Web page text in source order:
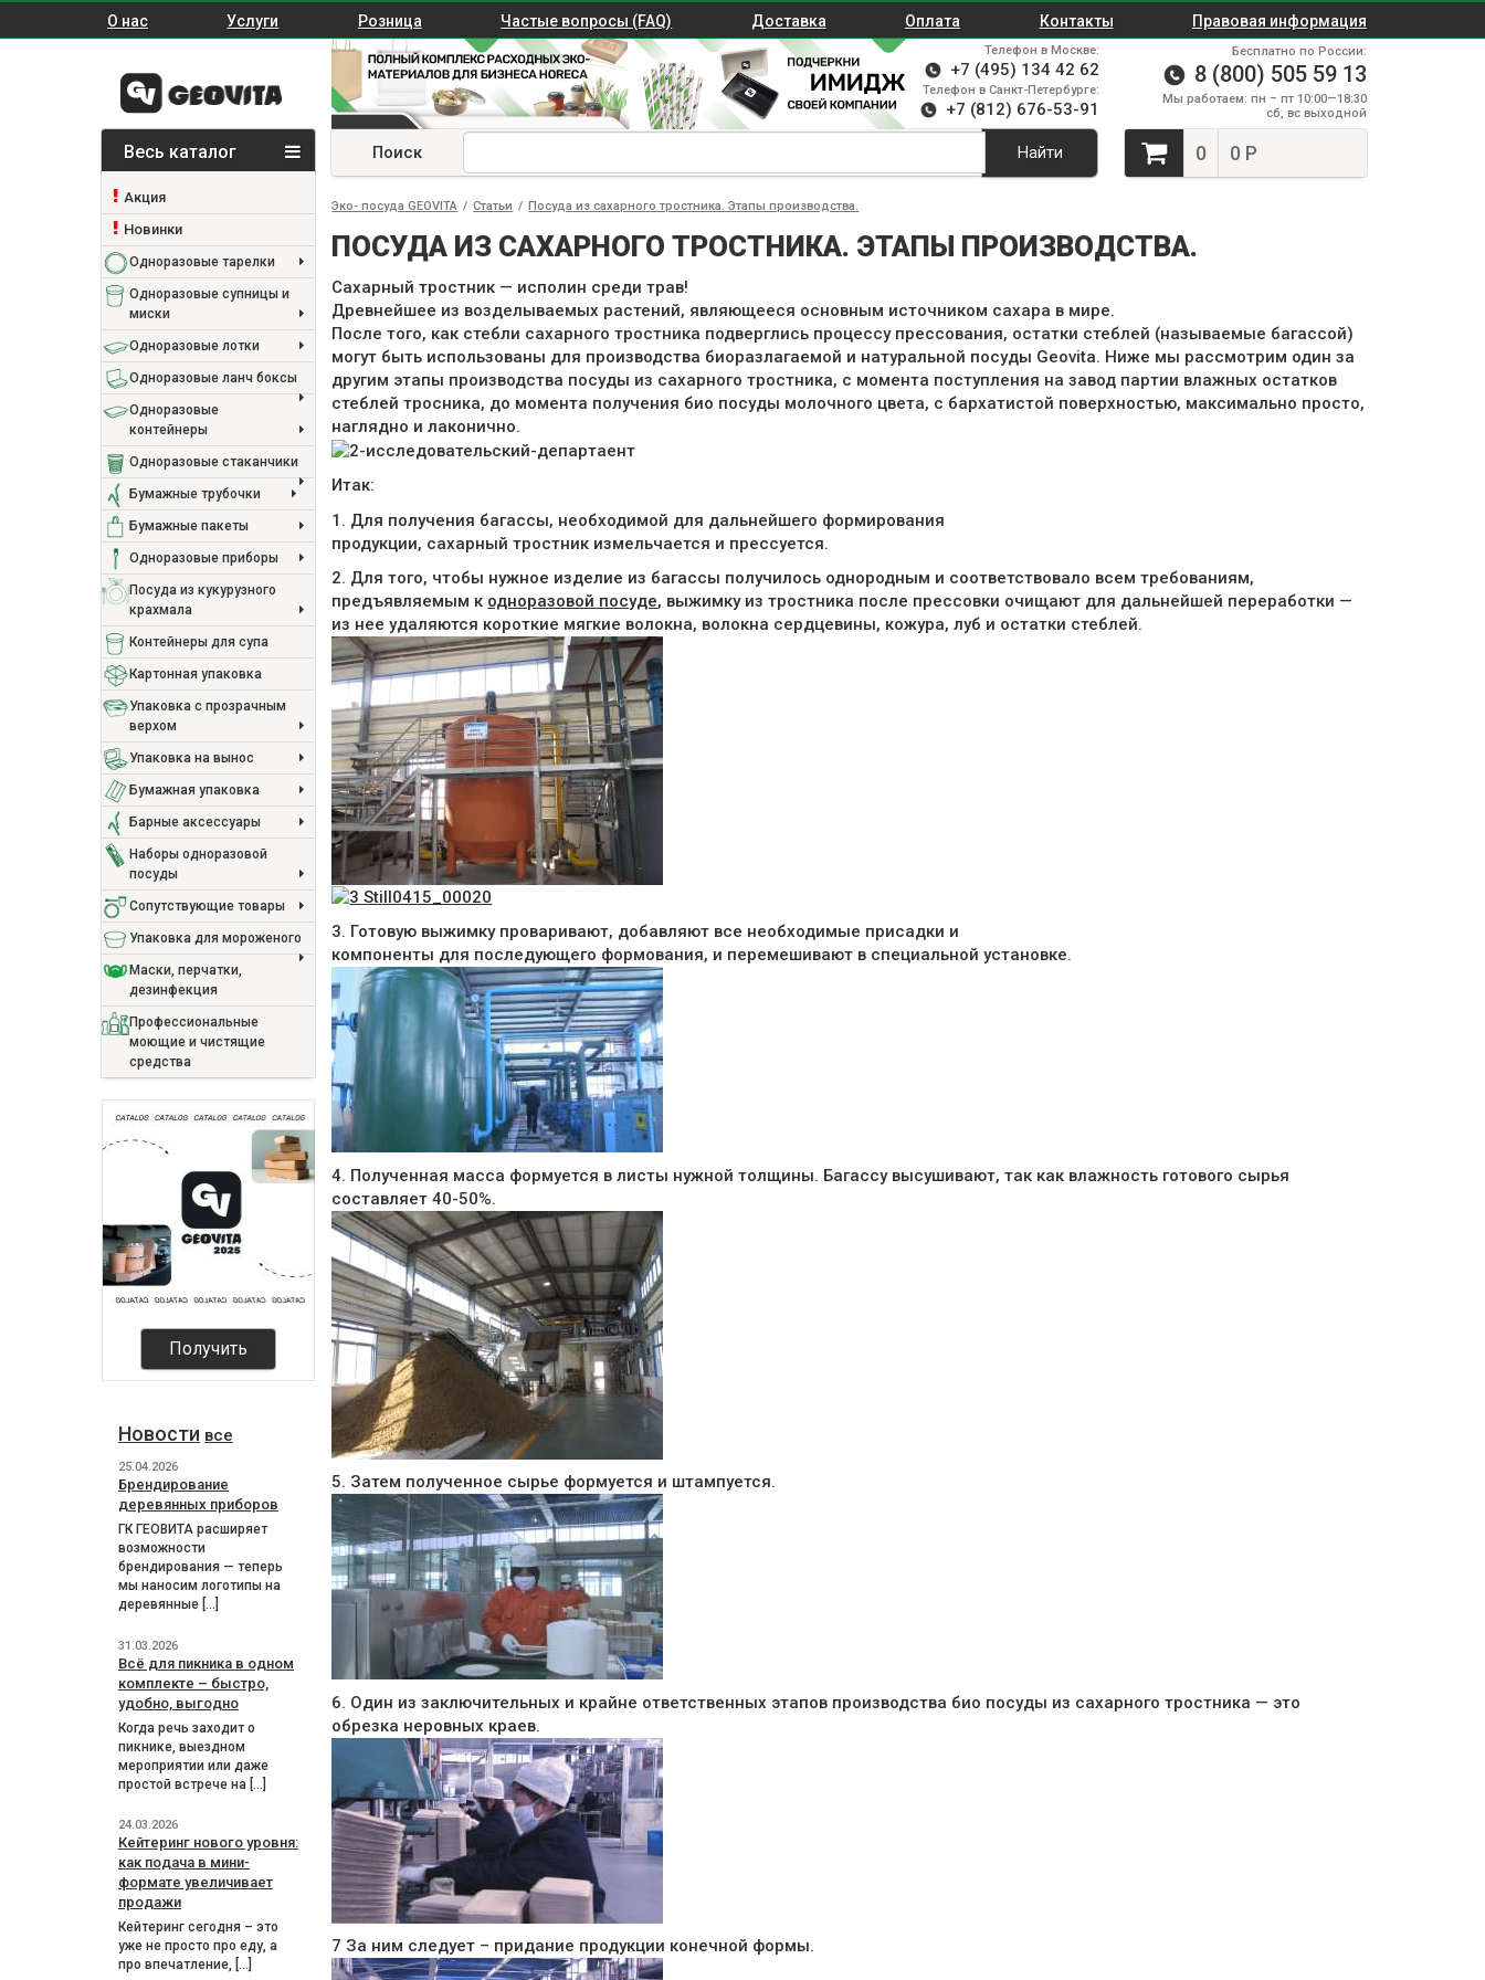
О нас Услуги Розница Частые вопросы (FAQ) Доставка Оплата Контакты Правовая информация
Телефон в Москве:
+7 (495) 134 42 62
Телефон в Санкт-Петербурге:
+7 (812) 676-53-91
Бесплатно по России:
8 (800) 505 59 13
Мы работаем: пн – пт 10:00—18:30
сб, вс выходной
Весь каталог Поиск Найти 0 0 Р
Акция
Новинки
Одноразовые тарелки
Одноразовые супницы и
миски
Одноразовые лотки
Одноразовые ланч боксы
Одноразовые
контейнеры
Одноразовые стаканчики
Бумажные трубочки
Бумажные пакеты
Одноразовые приборы
Посуда из кукурузного
крахмала
Контейнеры для супа
Картонная упаковка
Упаковка с прозрачным
верхом
Упаковка на вынос
Бумажная упаковка
Барные аксессуары
Наборы одноразовой
посуды
Сопутствующие товары
Упаковка для мороженого
Маски, перчатки,
дезинфекция
Профессиональные
моющие и чистящие
средства
Получить
Новости все
25.04.2026
Брендирование
деревянных приборов
ГК ГЕОВИТА расширяет
возможности
брендирования — теперь
мы наносим логотипы на
деревянные […]
31.03.2026
Всё для пикника в одном
комплекте – быстро,
удобно, выгодно
Когда речь заходит о
пикнике, выездном
мероприятии или даже
простой встрече на […]
24.03.2026
Кейтеринг нового уровня:
как подача в мини-
формате увеличивает
продажи
Кейтеринг сегодня – это
уже не просто про еду, а
про впечатление, […]
Эко- посуда GEOVITA / Статьи / Посуда из сахарного тростника. Этапы производства.
ПОСУДА ИЗ САХАРНОГО ТРОСТНИКА. ЭТАПЫ ПРОИЗВОДСТВА.
Сахарный тростник — исполин среди трав!
Древнейшее из возделываемых растений, являющееся основным источником сахара в мире.
После того, как стебли сахарного тростника подверглись процессу прессования, остатки стеблей (называемые багассой)
могут быть использованы для производства биоразлагаемой и натуральной посуды Geovita. Ниже мы рассмотрим один за
другим этапы производства посуды из сахарного тростника, с момента поступления на завод партии влажных остатков
стеблей тросника, до момента получения био посуды молочного цвета, с бархатистой поверхностью, максимально просто,
наглядно и лаконично.
Итак:
1. Для получения багассы, необходимой для дальнейшего формирования
продукции, сахарный тростник измельчается и прессуется.
2. Для того, чтобы нужное изделие из багассы получилось однородным и соответствовало всем требованиям,
предъявляемым к одноразовой посуде, выжимку из тростника после прессовки очищают для дальнейшей переработки —
из нее удаляются короткие мягкие волокна, волокна сердцевины, кожура, луб и остатки стеблей.
3. Готовую выжимку проваривают, добавляют все необходимые присадки и
компоненты для последующего формования, и перемешивают в специальной установке.
4. Полученная масса формуется в листы нужной толщины. Багассу высушивают, так как влажность готового сырья
составляет 40-50%.
5. Затем полученное сырье формуется и штампуется.
6. Один из заключительных и крайне ответственных этапов производства био посуды из сахарного тростника — это
обрезка неровных краев.
7 За ним следует – придание продукции конечной формы.